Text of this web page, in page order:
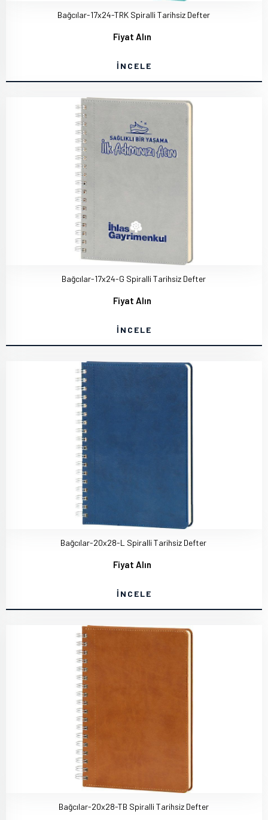
Bağcılar-17x24-TRK Spiralli Tarihsiz Defter
Fiyat Alın
İNCELE
Bağcılar-17x24-G Spiralli Tarihsiz Defter
Fiyat Alın
İNCELE
Bağcılar-20x28-L Spiralli Tarihsiz Defter
Fiyat Alın
İNCELE
Bağcılar-20x28-TB Spiralli Tarihsiz Defter